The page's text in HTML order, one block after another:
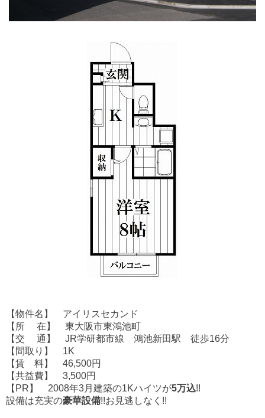
【物件名】 アイリスセカンド
【所 在】 東大阪市東鴻池町
【交 通】 JR学研都市線 鴻池新田駅 徒歩16分
【間取り】 1K
【賃 料】 46,500円
【共益費】 3,500円
【PR】 2008年3月建築の1Kハイツが5万込!!
設備は充実の豪華設備!!お見逃しなく!!